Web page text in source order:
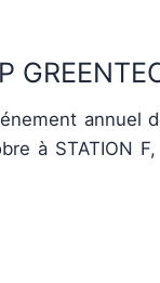
annuel
à STATION